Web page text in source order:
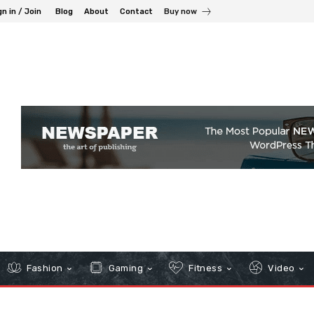
in / Join Blog About Contact Buy now
Fashion Gaming Fitness Video